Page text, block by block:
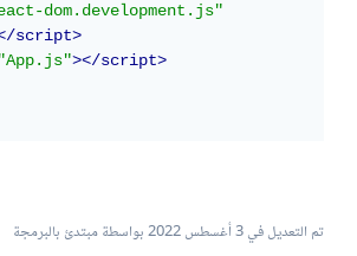
react-dom.development.js"
script>
"App.js"></script>
تم التعديل في3 أغسطس 2022 بواسطة مبتدئ بالبرمجة